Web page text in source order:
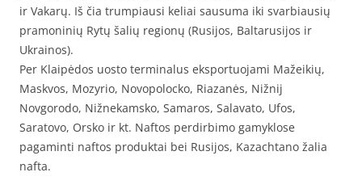
ir Vakarų. Iš čia trumpiausi keliai sausuma iki svarbiausių
pramoninių Rytų šalių regionų (Rusijos, Baltarusijos ir
Ukrainos).
Per Klaipėdos uosto terminalus eksportuojami Mažeikių,
Maskvos, Mozyrio, Novopolocko, Riazanės, Nižnij
Novgorodo, Nižnekamsko, Samaros, Salavato, Ufos,
Saratovo, Orsko ir kt. Naftos perdirbimo gamyklose
pagaminti naftos produktai bei Rusijos, Kazachtano žalia
nafta.